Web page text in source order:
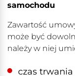
samochodu
Zawartość
może być
należy w niej
czas